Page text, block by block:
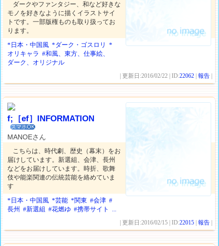
ダークやファンタジー、和など好きな
モノを好きなように描くイラストサイ
トです。一部版権ものも取り扱ってお
ります。
*日本・中国風 *ダーク・ゴスロリ
*
オリキャラ #和風、東方、仕事絵、
ダーク、オリジナル
| 更新日:2016/02/22 | ID:22062 |報告
f;［ef］INFORMATION
スマホOK
MANOEさん
こちらは、時代劇、歴史（幕末）をお
届けしています。新選組、会津、長州
などをお届けしています。時折、歌舞
伎や能楽関連の伝統芸能を絡めていま
す
*日本・中国風 *芸能 *関東 #会津 #
長州
#新選組 #花燃ゆ #携帯サイト ...
| 更新日:2016/02/15 | ID:22015 |報告